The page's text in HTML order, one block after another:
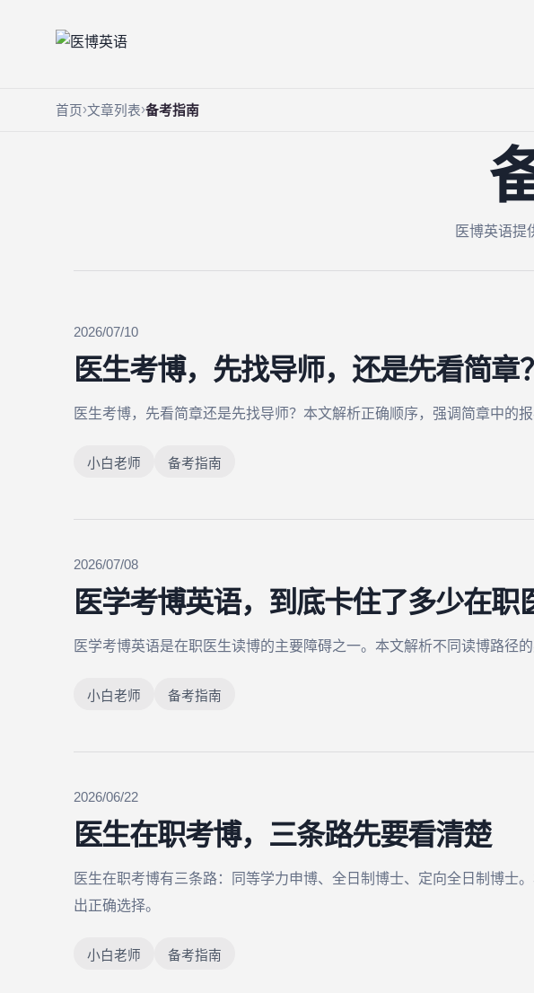
首页 文章列表 备考指南
医博英语提
2026/07/10
医生考博，先找导师，还是先看简章？
医生考博，先看简章还是先找导师？本文解析正确顺序，强调简章中的
小白老师 备考指南
2026/07/08
医学考博英语，到底卡住了多少在职
医学考博英语是在职医生读博的主要障碍之一。本文解析不同读博路径
小白老师 备考指南
2026/06/22
医生在职考博，三条路先要看清楚
医生在职考博有三条路：同等学力申博、全日制博士、定向全日制博士
出正确选择。
小白老师 备考指南